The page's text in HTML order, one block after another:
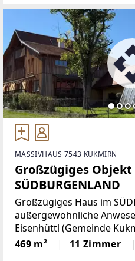
MASSIVHAUS 7543 KUKMIRN
Großzügiges
SÜDBURGENLAND
Großzügiges Haus im
außergewöhnliche
Eisenhüttl (Gemeinde
beeindruckende
modernisierter
469 m² 11 Zimmer